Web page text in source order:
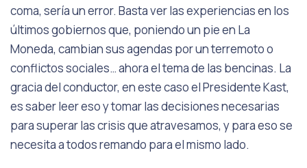
coma, sería un error. Basta ver las experiencias en los
últimos gobiernos que, poniendo un pie en La
Moneda, cambian sus agendas por un terremoto o
conflictos sociales… ahora el tema de las bencinas. La
gracia del conductor, en este caso el Presidente Kast,
es saber leer eso y tomar las decisiones necesarias
para superar las crisis que atravesamos, y para eso se
necesita a todos remando para el mismo lado.